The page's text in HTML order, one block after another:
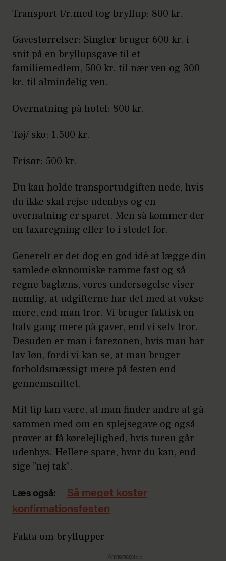
Transport t/r.med tog bryllup: 800 kr.
Gavestørrelser: Singler bruger 600 kr. i
snit på en bryllupsgave til et
familiemedlem, 500 kr. til nær ven og 300
kr. til almindelig ven.
Overnatning på hotel: 800 kr.
Tøj/ sko: 1.500 kr.
Frisør: 500 kr.
Du kan holde transportudgiften nede, hvis
du ikke skal rejse udenbys og en
overnatning er sparet. Men så kommer der
en taxaregning eller to i stedet for.
Generelt er det dog en god idé at lægge din
samlede økonomiske ramme fast og så
regne baglæns, vores undersøgelse viser
nemlig, at udgifterne har det med at vokse
mere, end man tror. Vi bruger faktisk en
halv gang mere på gaver, end vi selv tror.
Desuden er man i farezonen, hvis man har
lav løn, fordi vi kan se, at man bruger
forholdsmæssigt mere på festen end
gennemsnittet.
Mit tip kan være, at man finder andre at gå
sammen med om en splejsegave og også
prøver at få kørelejlighed, hvis turen går
udenbys. Hellere spare, hvor du kan, end
sige ”nej tak”.
Læs også:
Så meget koster
konfirmationsfesten
Fakta om bryllupper
Annonce